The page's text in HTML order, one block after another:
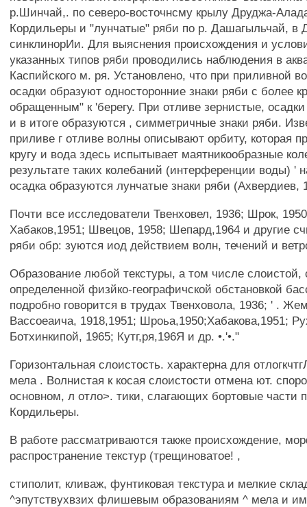
р.Шинчай,. по северо-восточнсму крылу Друджа-
Кордильеры и "лунчатые" ряби по р. Дашагыльчай, в
синклинорИи. Для выяснения происхождения и
указанных типов ряби проводились наблюдения в
Каспийского м. ря. Установлено, что при приливной
осадки образуют односторонние знаки ряби с более
обращенным" к 'берегу. При отливе зернистые,
и в итоге образуются , симметричные знаки ряби.
приливе г отливе волны описывают орбиту, которая
кругу и вода здесь испытывает маятникообразные
результате таких колебаний (интерференции воды) '
осадка образуются лунчатые знаки ряби (Ахвердиев,
Почти все исследователи Твенховел, 1936; Шрок,
Хабаков,1951; Швецов, 1958; Шепард,1964 и другие
ряби обр: зуются иод действием волн, течений и
Образование любой текстуры, а том числе слоистой,
определенной физйко-географичской обстановкой
подробно говорится в трудах Твенховола, 1936; ' .
Вассоеаича, 1918,1951; Шроьа,1950;Хабакова,1951;
Ботхинкипой, 1965; Кутг,ря,196Я и др. •.'•."
Горизонтальная слоистость. характерна для
мела . Волнистая к косая слоистости отмена ют.
основном, л отло>. тики, слагающих бортовые части
Кордильеры.
В работе рассматриваются также происхождение,
распространение текстур (трещиноватое! ,
стиполит, кливаж, фунтиковая текстура и мелкие
^эпутствухвзих флишевым образованиям ^ мела и